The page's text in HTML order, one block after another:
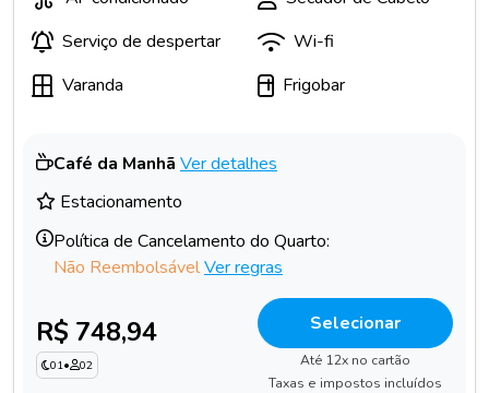
Serviço de despertar
Wi-fi
Varanda
Frigobar
Café da Manhã Ver detalhes
Estacionamento
Política de Cancelamento do Quarto:
Não ReembolsávelVer regras
R$ 748,94
01• 02
Selecionar
Até 12x no cartão
Taxas e impostos incluídos